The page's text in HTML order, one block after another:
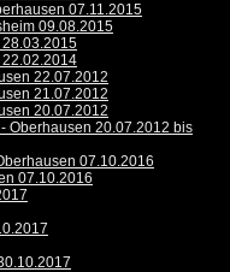
07.11.2015
09.08.2015
22.07.2012
21.07.2012
20.07.2012
Oberhausen 20.07.2012 bis
07.10.2016
07.10.2016